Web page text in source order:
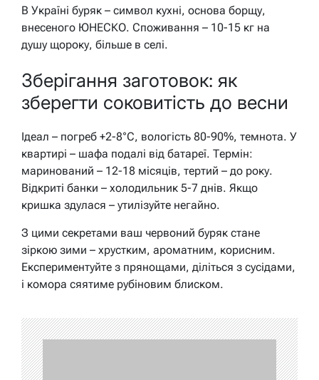
В Україні буряк – символ кухні, основа борщу,
внесеного ЮНЕСКО. Споживання – 10-15 кг на
душу щороку, більше в селі.
Зберігання заготовок: як
зберегти соковитість до весни
Ідеал – погреб +2-8°C, вологість 80-90%, темнота. У
квартирі – шафа подалі від батареї. Термін:
маринований – 12-18 місяців, тертий – до року.
Відкриті банки – холодильник 5-7 днів. Якщо
кришка здулася – утилізуйте негайно.
З цими секретами ваш червоний буряк стане
зіркою зими – хрустким, ароматним, корисним.
Експериментуйте з прянощами, діліться з сусідами,
і комора сяятиме рубіновим блиском.